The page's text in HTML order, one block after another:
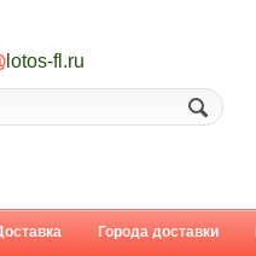
lotos-fl.ru
Города доставки